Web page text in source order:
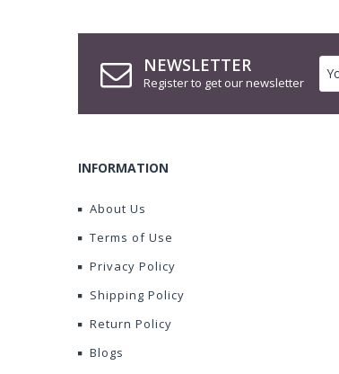
NEWSLETTER
Register to get our newsletter
INFORMATION
About Us
Terms of Use
Privacy Policy
Shipping Policy
Return Policy
Blogs